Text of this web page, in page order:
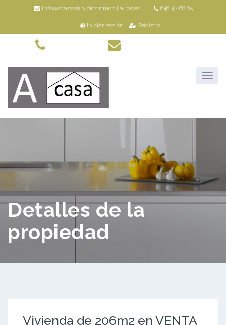
info@acasaserviciosinmobiliarios.es 646 42 68 65
Iniciar sesión Registro
Detalles de la
propiedad
Vivienda de 206m2 en VENTA